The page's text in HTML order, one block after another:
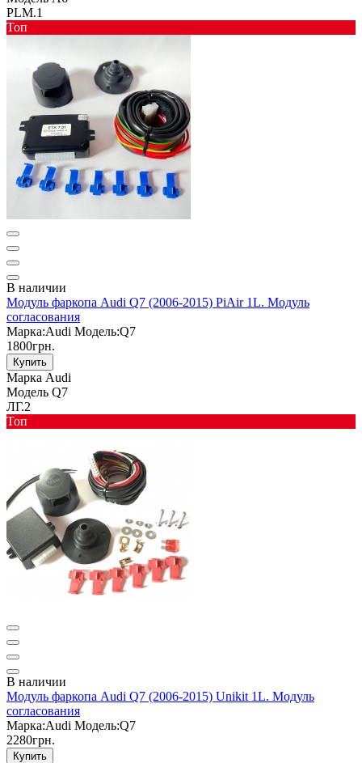
PLM.1
Toп
В наличии
Модуль фаркопа Audi Q7 (2006-2015) PiAir 1L. Модуль
согласования
Марка:Audi Модель:Q7
1800грн.
Купить
Марка Audi
Модель Q7
ЛГ.2
Toп
В наличии
Модуль фаркопа Audi Q7 (2006-2015) Unikit 1L. Модуль
согласования
Марка:Audi Модель:Q7
2280грн.
Купить